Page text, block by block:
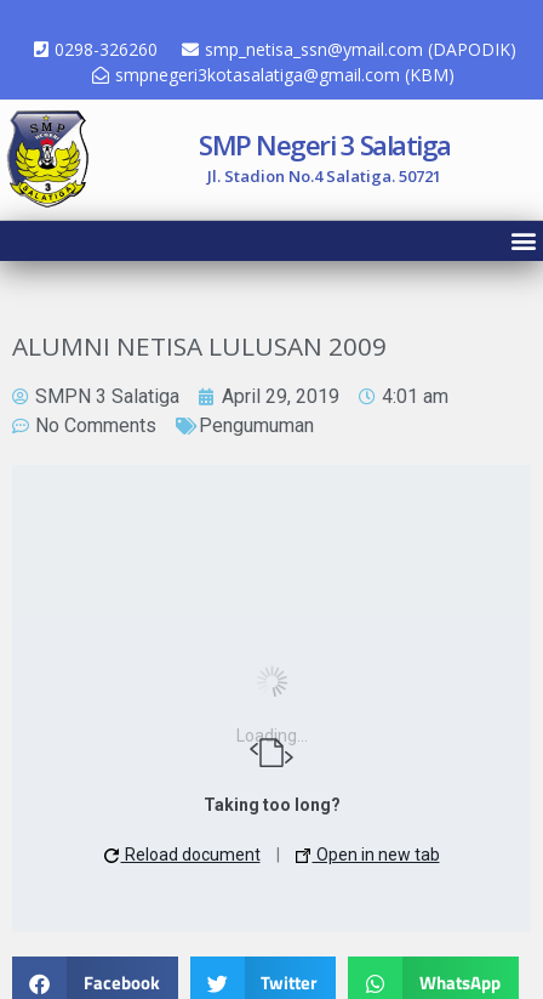
0298-326260
smp_netisa_ssn@ymail.com (DAPODIK)
smpnegeri3kotasalatiga@gmail.com (KBM)
SMP Negeri 3 Salatiga
Jl. Stadion No.4 Salatiga. 50721
ALUMNI NETISA LULUSAN 2009
SMPN 3 Salatiga April 29, 2019
4:01 am
No Comments
Pengumuman
Loading...
Taking too long?
Reload document Open in new tab
Facebook Twitter WhatsApp